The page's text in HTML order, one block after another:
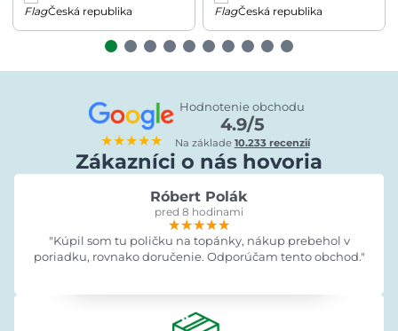
Česká republika Česká republika
★★★★★
Hodnotenie obchodu
4.9/5
Na základe 10.233 recenzií
Zákazníci o nás hovoria
Róbert Polák
pred 8 hodinami
★★★★★
★★★★★
★★★★★
"Kúpil som tu poličku na topánky, nákup prebehol v
poriadku, rovnako doručenie. Odporúčam tento obchod."